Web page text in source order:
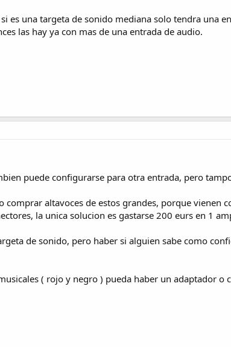
es una targeta de sonido mediana solo tendra una
las hay ya con mas de una entrada de audio.
puede configurarse para otra entrada, pero
altavoces de estos grandes, porque vienen
la unica solucion es gastarse 200 eurs en 1
de sonido, pero haber si alguien sabe como
( rojo y negro ) pueda haber un adaptador o